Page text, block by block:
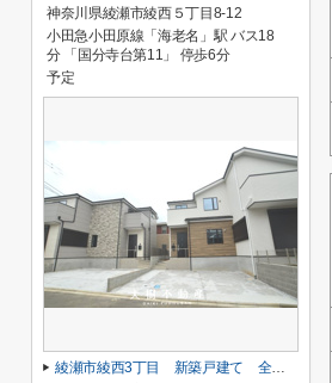
神奈川県綾瀬市綾西５丁目8-12
小田急小田原線「海老名」駅 バス18
分 「国分寺台第11」 停歩6分
予定
綾瀬市綾西3丁目 新築戸建て 全２棟【仲介手数料無料】